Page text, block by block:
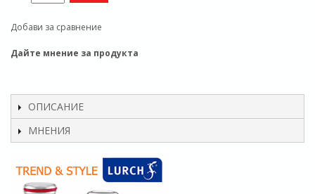
Добави за сравнение
Дайте мнение за продукта
ОПИСАНИЕ
МНЕНИЯ